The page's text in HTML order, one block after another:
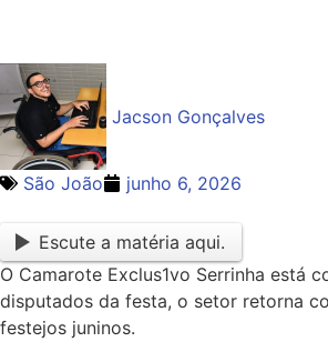
Jacson Gonçalves
São João junho 6, 2026
Escute a matéria aqui.
O Camarote Exclus1vo Serrinha está
disputados da festa, o setor retorna
festejos juninos.